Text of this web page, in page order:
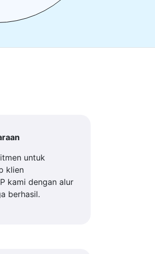
untuk
klien
kami dengan alur
berhasil.